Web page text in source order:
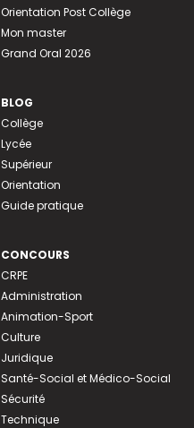
Orientation Post Collège
Mon master
Grand Oral 2026
BLOG
Collège
Lycée
Supérieur
Orientation
Guide pratique
CONCOURS
CRPE
Administration
Animation-Sport
Culture
Juridique
Santé-Social et Médico-Social
Sécurité
Technique